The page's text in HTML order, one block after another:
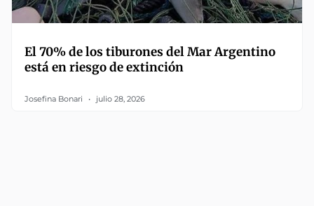
El 70% de los tiburones del Mar Argentino
está en riesgo de extinción
Josefina Bonari julio 28, 2026